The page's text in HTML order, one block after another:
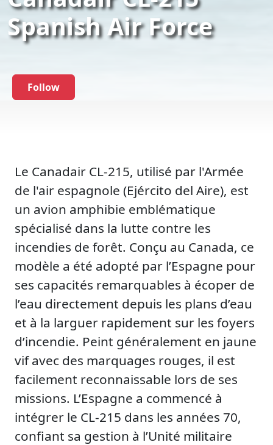
Spanish Air Force
Follow
Le Canadair CL-215, utilisé par l'Armée
de l'air espagnole (Ejército del Aire), est
un avion amphibie emblématique
spécialisé dans la lutte contre les
incendies de forêt. Conçu au Canada, ce
modèle a été adopté par l’Espagne pour
ses capacités remarquables à écoper de
l’eau directement depuis les plans d’eau
et à la larguer rapidement sur les foyers
d’incendie. Peint généralement en jaune
vif avec des marquages rouges, il est
facilement reconnaissable lors de ses
missions. L’Espagne a commencé à
intégrer le CL-215 dans les années 70,
confiant sa gestion à l’Unité militaire